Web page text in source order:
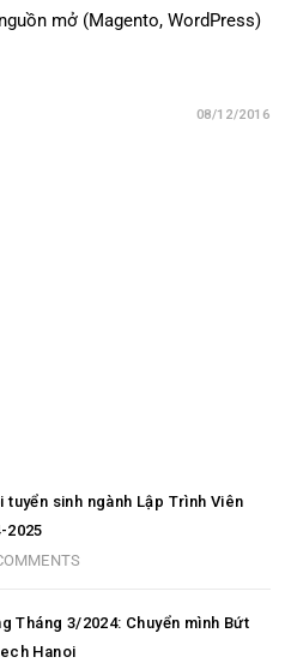
mở (Magento, WordPress)
08/12/2016
sinh ngành Lập Trình Viên
2025
Tháng 3/2024: Chuyển mình Bứt
Hanoi